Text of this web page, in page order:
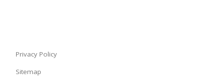
Privacy Policy
Sitemap